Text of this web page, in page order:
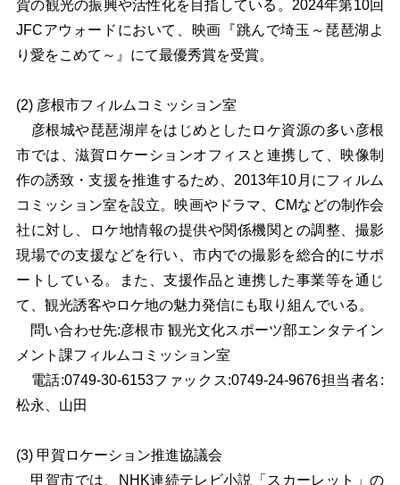
賀の観光の振興や活性化を目指している。2024年第10回
JFCアウォードにおいて、映画『跳んで埼玉～琵琶湖よ
り愛をこめて～』にて最優秀賞を受賞。
(2) 彦根市フィルムコミッション室
彦根城や琵琶湖岸をはじめとしたロケ資源の多い彦根
市では、滋賀ロケーションオフィスと連携して、映像制
作の誘致・支援を推進するため、2013年10月にフィルム
コミッション室を設立。映画やドラマ、CMなどの制作会
社に対し、ロケ地情報の提供や関係機関との調整、撮影
現場での支援などを行い、市内での撮影を総合的にサポ
ートしている。また、支援作品と連携した事業等を通じ
て、観光誘客やロケ地の魅力発信にも取り組んでいる。
問い合わせ先:彦根市 観光文化スポーツ部エンタテイン
メント課フィルムコミッション室
電話:0749-30-6153ファックス:0749-24-9676担当者名:
松永、山田
(3) 甲賀ロケーション推進協議会
甲賀市では、NHK連続テレビ小説「スカーレット」の